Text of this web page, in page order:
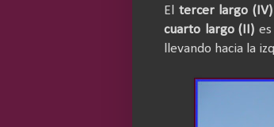
El tercer largo (IV)
cuarto largo (II)
llevando hacia la